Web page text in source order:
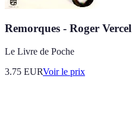
Remorques - Roger Vercel
Le Livre de Poche
3.75 EURVoir le prix